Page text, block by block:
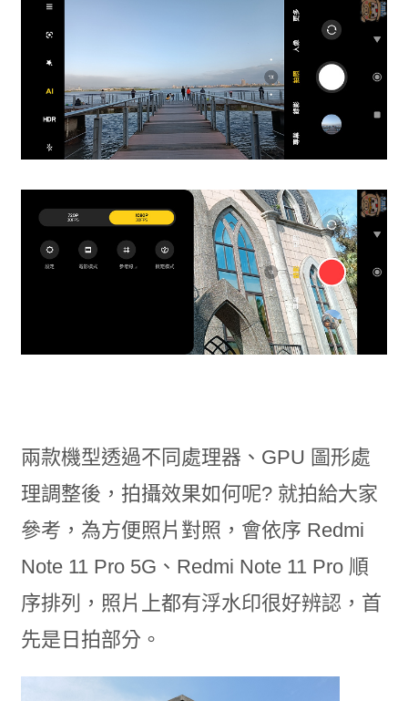
兩款機型透過不同處理器、GPU 圖形處
理調整後，拍攝效果如何呢? 就拍給大家
參考，為方便照片對照，會依序 Redmi
Note 11 Pro 5G、Redmi Note 11 Pro 順
序排列，照片上都有浮水印很好辨認，首
先是日拍部分。